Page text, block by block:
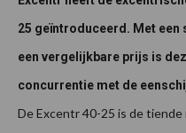
25 geïntroduceerd. Met een
een vergelijkbare prijs is
concurrentie met de
De Excentr 40-25 is de